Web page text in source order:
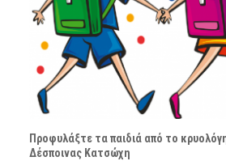
Προφυλάξτε τα παιδιά από το
Δέσποινας Κατσώχη